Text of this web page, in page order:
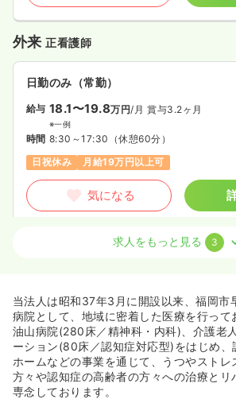
外来正看護師
日勤のみ（常勤）
給与 18.1〜19.8万円/月 賞与3.2ヶ月
※一例
時間 8:30～17:30 （休憩60分）
日祝休み
月給19万円以上可
気になる
正看護師
給与 22.5 万円/月 賞与3.2ヶ月
※一例
時間 8:30～17:00
土日祝休み
オンコールあり 担当業務未経
月給22万円以上可
求人をもっと見る 3
当法人は昭和37年3月に開設以来、福岡市
病院として、地域に密着した医療を行って
油山病院(280床／精神科・内科)、介護老
ーション(80床／認知症対応型)をはじめ、
ホームなどの事業を通じて、うつやストレ
方々や認知症の高齢者の方々への治療とリ
専念しております。